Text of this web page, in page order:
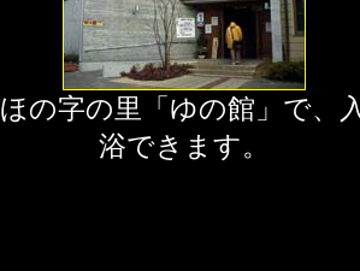
ほの字の里「ゆの館」で、
浴できます。